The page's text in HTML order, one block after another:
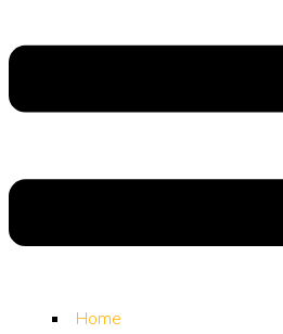
Home